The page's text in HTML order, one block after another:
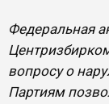
Федеральная
вопросу о
Партиям